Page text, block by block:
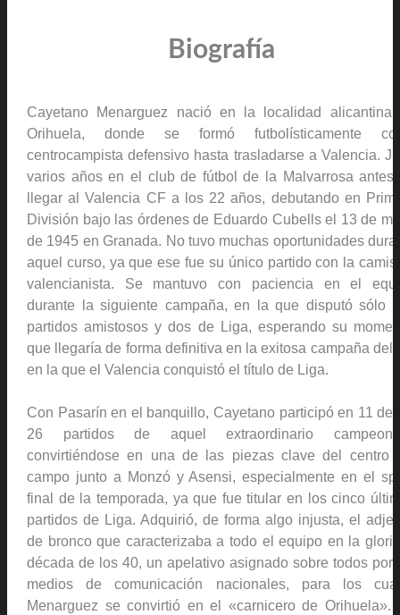
Biografía
Cayetano Menarguez nació en la localidad alicantina
Orihuela, donde se formó futbolísticamente
centrocampista defensivo hasta trasladarse a Valencia.
varios años en el club de fútbol de la Malvarrosa antes
llegar al Valencia CF a los 22 años, debutando en
División bajo las órdenes de Eduardo Cubells el 13 de
de 1945 en Granada. No tuvo muchas oportunidades
aquel curso, ya que ese fue su único partido con la
valencianista. Se mantuvo con paciencia en el
durante la siguiente campaña, en la que disputó sólo
partidos amistosos y dos de Liga, esperando su
que llegaría de forma definitiva en la exitosa campaña del
en la que el Valencia conquistó el título de Liga.
Con Pasarín en el banquillo, Cayetano participó en 11 de
26 partidos de aquel extraordinario
convirtiéndose en una de las piezas clave del centro
campo junto a Monzó y Asensi, especialmente en el
final de la temporada, ya que fue titular en los cinco
partidos de Liga. Adquirió, de forma algo injusta, el
de bronco que caracterizaba a todo el equipo en la
década de los 40, un apelativo asignado sobre todos por
medios de comunicación nacionales, para los
Menarguez se convirtió en el «carnicero de Orihuela».